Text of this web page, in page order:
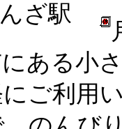
ざ駅
ある小
ご利用